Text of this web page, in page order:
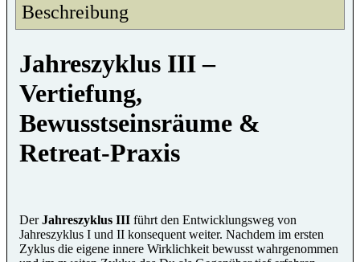
Beschreibung
Jahreszyklus III –
Vertiefung,
Bewusstseinsräume &
Retreat-Praxis
DerJahreszyklus III führt den Entwicklungsweg von
Jahreszyklus I und II konsequent weiter. Nachdem im ersten
Zyklus die eigene innere Wirklichkeit bewusst wahrgenommen